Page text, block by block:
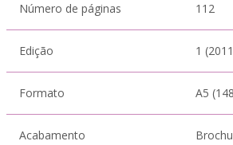
Número de páginas 112
Edição 1
Formato A5
Acabamento